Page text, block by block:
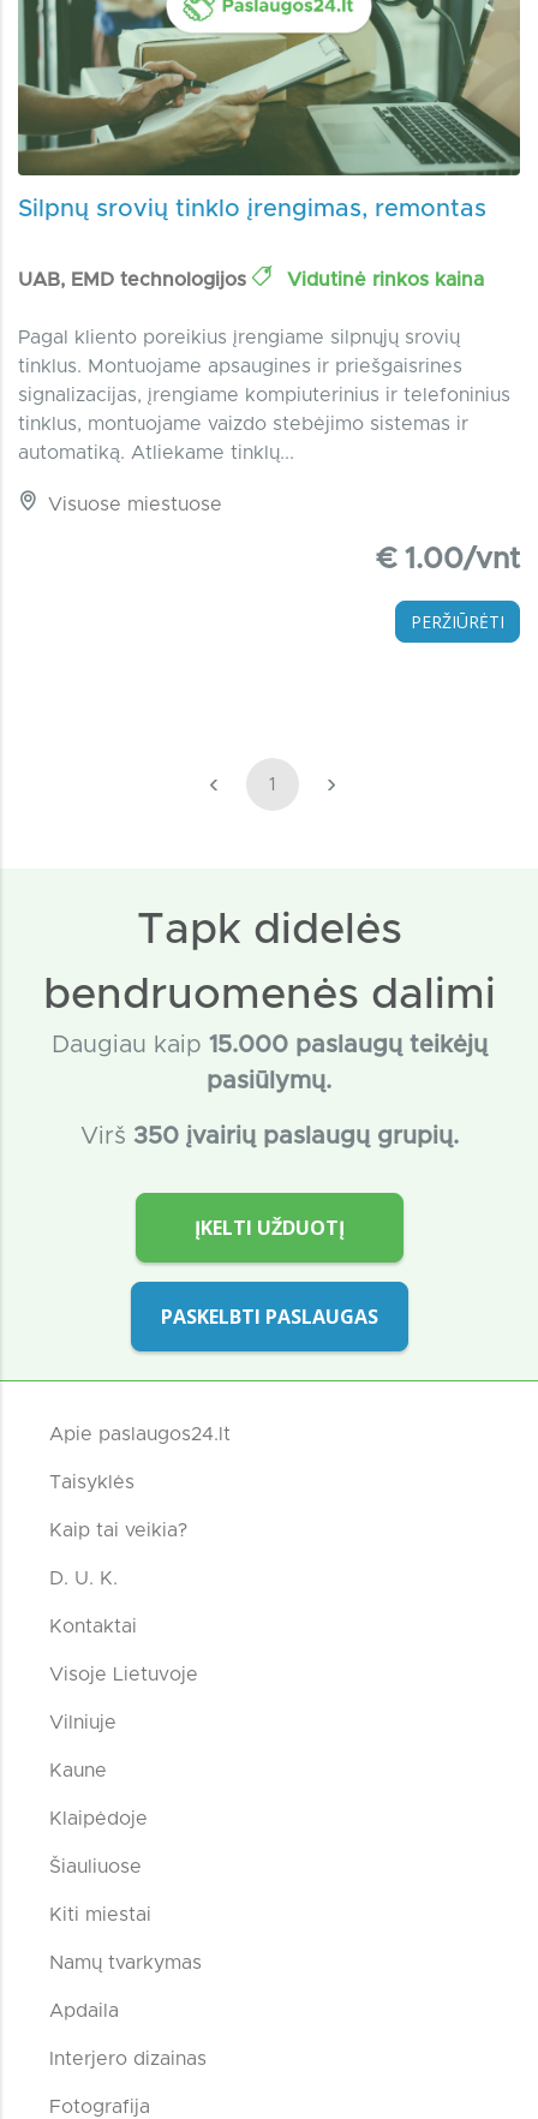
Silpnų srovių tinklo įrengimas, remontas
UAB, EMD technologijos Vidutinė rinkos kaina
Pagal kliento poreikius įrengiame silpnųjų srovių
tinklus. Montuojame apsaugines ir priešgaisrines
signalizacijas, įrengiame kompiuterinius ir telefoninius
tinklus, montuojame vaizdo stebėjimo sistemas ir
automatiką. Atliekame tinklų...
Visuose miestuose
€ 1.00/vnt
PERŽIŪRĖTI
‹ 1 ›
Tapk didelės
bendruomenės dalimi
Daugiau kaip 15.000 paslaugų teikėjų
pasiūlymų.
Virš 350 įvairių paslaugų grupių.
ĮKELTI UŽDUOTĮ
PASKELBTI PASLAUGAS
Apie paslaugos24.lt
Taisyklės
Kaip tai veikia?
D. U. K.
Kontaktai
Visoje Lietuvoje
Vilniuje
Kaune
Klaipėdoje
Šiauliuose
Kiti miestai
Namų tvarkymas
Apdaila
Interjero dizainas
Fotografija